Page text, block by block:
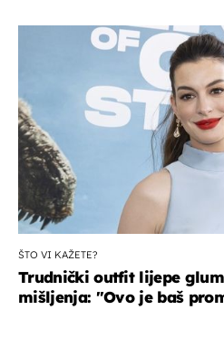
ŠTO VI KAŽETE?
Trudnički outfit lijepe
mišljenja: ''Ovo je baš